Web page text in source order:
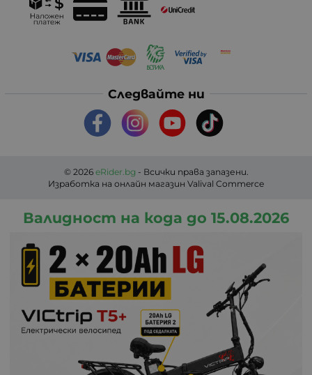
Следвайте ни
© 2026 eRider.bg - Всички права запазени.
Изработка на онлайн магазин Valival Commerce
Валидност на кода до 15.08.2026